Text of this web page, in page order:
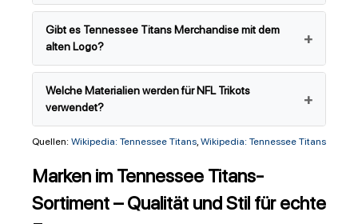
Gibt es Tennessee Titans Merchandise mit dem
alten Logo?
Welche Materialien werden für NFL Trikots
verwendet?
Quellen: Wikipedia: Tennessee Titans, Wikipedia: Tennessee Titans
Marken im Tennessee Titans-
Sortiment – Qualität und Stil für echte